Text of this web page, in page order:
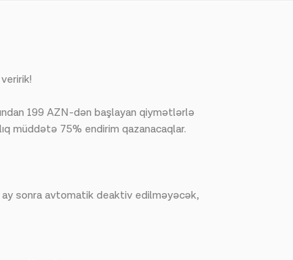
199 AZN-dən başlayan qiymətlərlə
müddətə 75% endirim qazanacaqlar.
ay sonra avtomatik deaktiv edilməyəcək,